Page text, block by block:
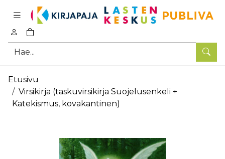
Hae
0
tuotetta ostoskorissa
Pääsisältö
Etusivu
Virsikirja (taskuvirsikirja Suojelusenkeli +
Katekismus, kovakantinen)